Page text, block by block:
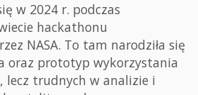
w 2024 r. podczas
hackathonu
NASA. To tam narodziła się
oraz prototyp wykorzystania
lecz trudnych w analizie i